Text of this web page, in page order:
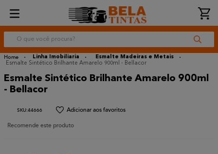
O que você procura?
Linha Imobiliaria
Esmalte Madeiras e Metais
Esmalte Sintético Brilhante Amarelo 900ml - Bellacor
Esmalte Sintético Brilhante Amarelo 900ml
- Bellacor
:44666
Recomende este produto